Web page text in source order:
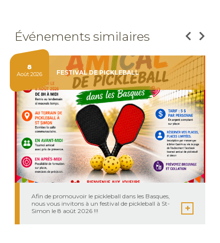
Événements similaires
FESTIVAL DE PICKLEBALL
2026
Afin de promouvoir le pickleball dans les Basques,
nous vous invitons à un festival de pickleball à St-
Simon le 8 août 2026 !!!